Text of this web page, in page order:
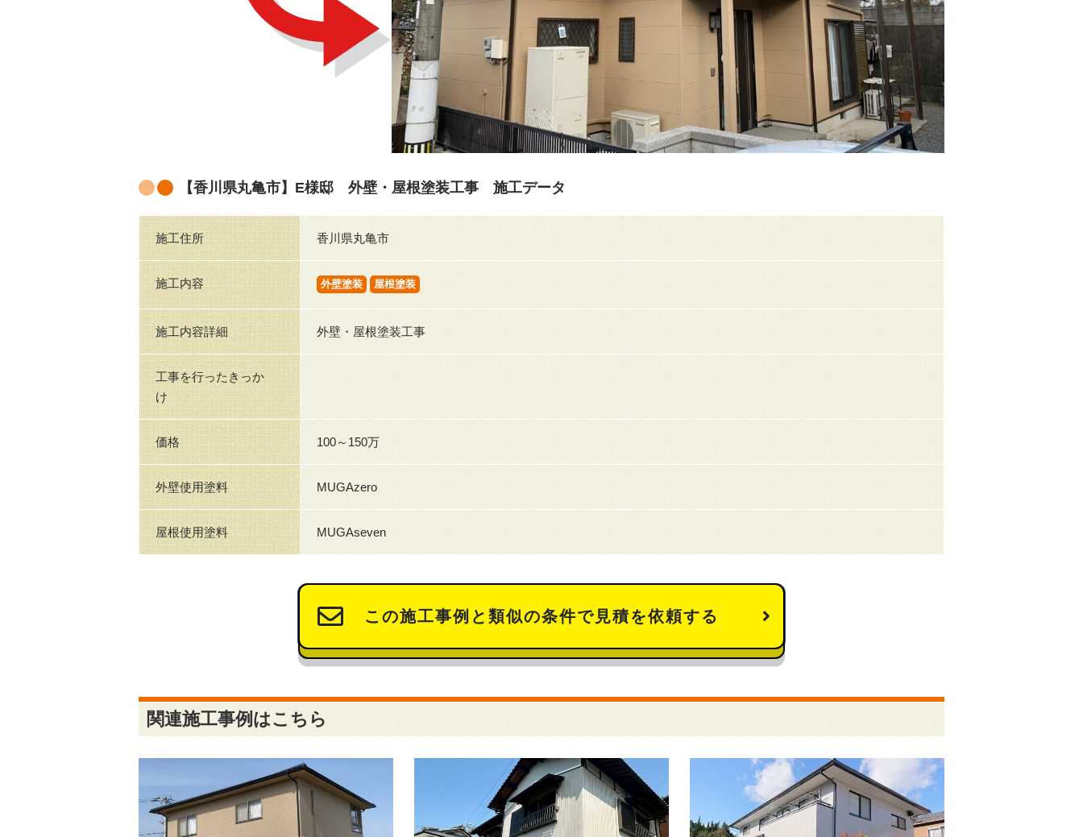
【香川県丸亀市】E様邸 外壁・屋根塗装工事 施工データ
施工住所 香川県丸亀市
施工内容 外壁塗装 屋根塗装
施工内容詳細 外壁・屋根塗装工事
工事を行ったきっか
け
価格 100～150万
外壁使用塗料 MUGAzero
屋根使用塗料 MUGAseven
この施工事例と類似の条件で見積を依頼する
関連施工事例はこちら